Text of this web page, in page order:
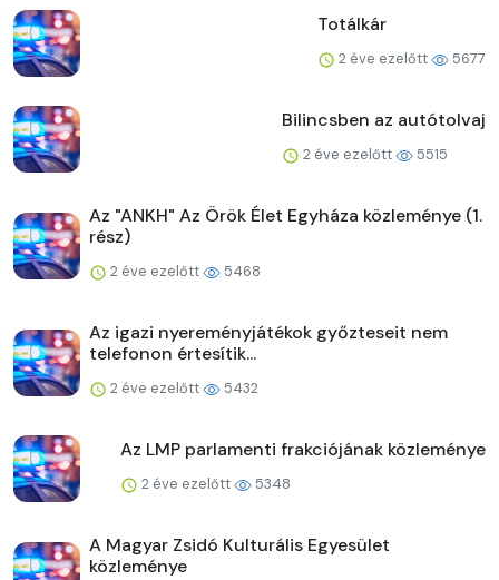
Totálkár
2 éve ezelőtt 5677
Bilincsben az autótolvaj
2 éve ezelőtt 5515
Az "ANKH" Az Örök Élet Egyháza közleménye (1.
rész)
2 éve ezelőtt 5468
Az igazi nyereményjátékok győzteseit nem
telefonon értesítik...
2 éve ezelőtt 5432
Az LMP parlamenti frakciójának közleménye
2 éve ezelőtt 5348
A Magyar Zsidó Kulturális Egyesület
közleménye